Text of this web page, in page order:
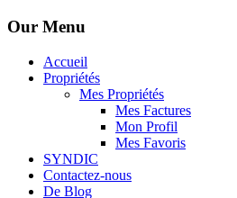
Our Menu
Accueil
Propriétés
Mes Propriétés
Mes Factures
Mon Profil
Mes Favoris
SYNDIC
Contactez-nous
De Blog